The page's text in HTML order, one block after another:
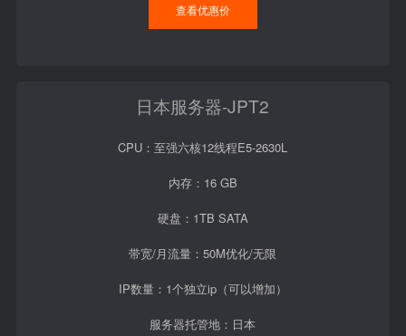
查看优惠价
日本服务器-JPT2
CPU：至强六核12线程E5-2630L
内存：16 GB
硬盘：1TB SATA
带宽/月流量：50M优化/无限
IP数量：1个独立ip（可以增加）
服务器托管地：日本